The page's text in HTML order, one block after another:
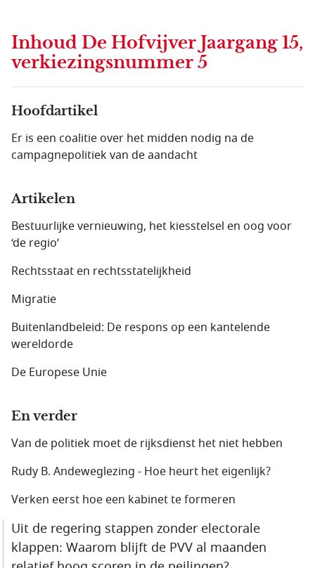
Inhoud De Hofvijver Jaargang 15,
verkiezingsnummer 5
Hoofdartikel
Er is een coalitie over het midden nodig na de
campagnepolitiek van de aandacht
Artikelen
Bestuurlijke vernieuwing, het kiesstelsel en oog voor
‘de regio’
Rechtsstaat en rechtsstatelijkheid
Migratie
Buitenlandbeleid: De respons op een kantelende
wereldorde
De Europese Unie
En verder
Van de politiek moet de rijksdienst het niet hebben
Rudy B. Andeweglezing - Hoe heurt het eigenlijk?
Verken eerst hoe een kabinet te formeren
Uit de regering stappen zonder electorale
klappen: Waarom blijft de PVV al maanden